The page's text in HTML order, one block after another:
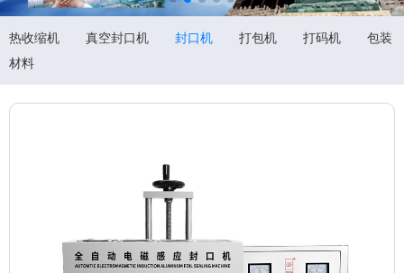
热收缩机 真空封口机 封口机 打包机 打码机
包装
材料